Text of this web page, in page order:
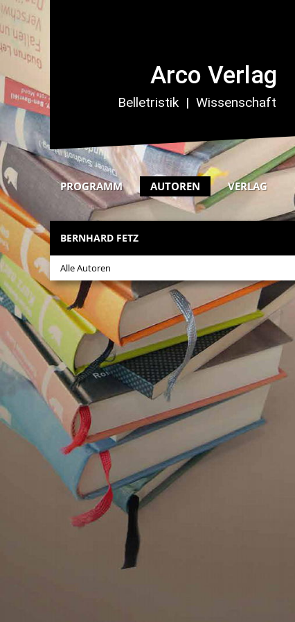
PROGRAMM AUTOREN VERLAG
BERNHARD FETZ
Alle Autoren